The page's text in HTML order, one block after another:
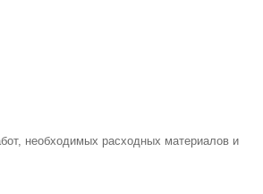
необходимых расходных материалов и